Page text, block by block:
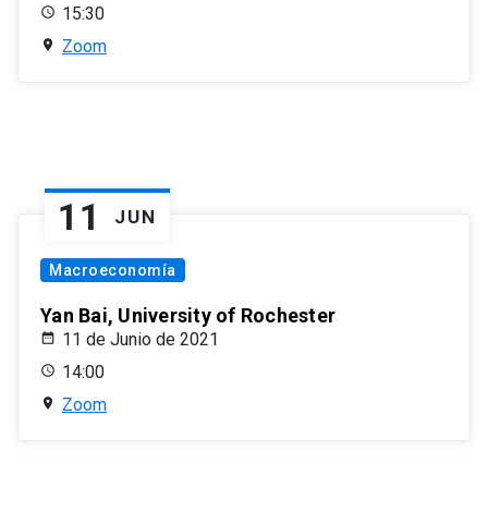
15:30
Zoom
11 JUN
Macroeconomía
Yan Bai, University of Rochester
11 de Junio de 2021
14:00
Zoom